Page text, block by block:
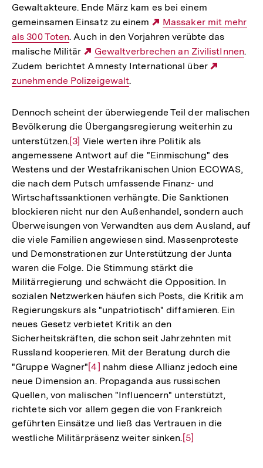
Gewaltakteure. Ende März kam es bei einem
gemeinsamen Einsatz zu einem
Externer
Link:
Massaker mit mehr
als 300 Toten. Auch in den Vorjahren verübte das
malische Militär
Externer
Link:
Gewaltverbrechen an ZivilistInnen.
Zudem berichtet Amnesty International über
zunehmende Polizeigewalt.
Dennoch scheint der überwiegende Teil der malischen
Bevölkerung die Übergangsregierung weiterhin zu
unterstützen.Zur
Auflösung
der
Fußnote
[3] Viele werten ihre Politik als
angemessene Antwort auf die "Einmischung" des
Westens und der Westafrikanischen Union ECOWAS,
die nach dem Putsch umfassende Finanz- und
Wirtschaftssanktionen verhängte. Die Sanktionen
blockieren nicht nur den Außenhandel, sondern auch
Überweisungen von Verwandten aus dem Ausland, auf
die viele Familien angewiesen sind. Massenproteste
und Demonstrationen zur Unterstützung der Junta
waren die Folge. Die Stimmung stärkt die
Militärregierung und schwächt die Opposition. In
sozialen Netzwerken häufen sich Posts, die Kritik am
Regierungskurs als "unpatriotisch" diffamieren. Ein
neues Gesetz verbietet Kritik an den
Sicherheitskräften, die schon seit Jahrzehnten mit
Russland kooperieren. Mit der Beratung durch die
"Gruppe Wagner"Zur
Auflösung
der
Fußnote
[4] nahm diese Allianz jedoch eine
neue Dimension an. Propaganda aus russischen
Quellen, von malischen "Influencern" unterstützt,
richtete sich vor allem gegen die von Frankreich
geführten Einsätze und ließ das Vertrauen in die
westliche Militärpräsenz weiter sinken.Zur
[5]